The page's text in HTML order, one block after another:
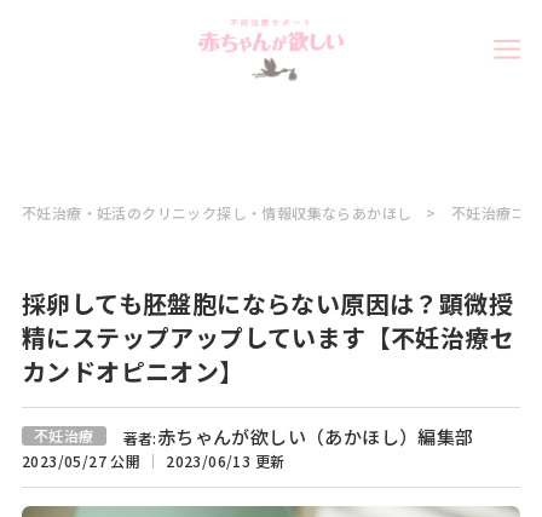
不妊治療・妊活のクリニック探し・情報収集ならあかほし 不妊治療コ
採卵しても胚盤胞にならない原因は？顕微授
精にステップアップしています【不妊治療セ
カンドオピニオン】
不妊治療 著者:赤ちゃんが欲しい（あかほし）編集部
2023/05/27 公開 2023/06/13 更新